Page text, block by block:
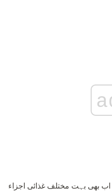
بھی بہت مختلف غذائی اجزاء